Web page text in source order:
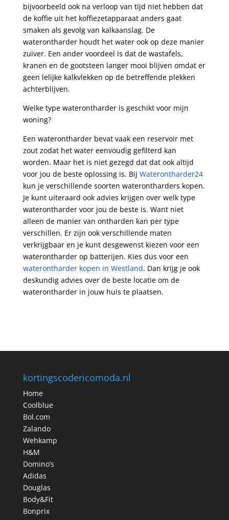
bijvoorbeeld ook na verloop van tijd niet hebben dat
de koffie uit het koffiezetapparaat anders gaat
smaken als gevolg van kalkaanslag. De
waterontharder houdt het water ook op deze manier
zuiver. Een ander voordeel is dat de wastafels,
kranen en de gootsteen langer mooi blijven omdat er
geen lelijke kalkvlekken op de betreffende plekken
achterblijven.
Welke type waterontharder is geschikt voor mijn
woning?
Een waterontharder bevat vaak een reservoir met
zout zodat het water eenvoudig gefilterd kan
worden. Maar het is niet gezegd dat dat ook altijd
voor jou de beste oplossing is. Bij Waterontharder24
kun je verschillende soorten waterontharders kopen.
Je kunt uiteraard ook advies krijgen over welk type
waterontharder voor jou de beste is. Want niet
alleen de manier van ontharden kan per type
verschillen. Er zijn ook verschillende maten
verkrijgbaar en je kunt desgewenst kiezen voor een
waterontharder op batterijen. Kies dus voor een
waterontharder kopen in Westland. Dan krijg je ook
deskundig advies over de beste locatie om de
waterontharder in jouw huis te plaatsen.
kortingscodericomoda.nl
Home
Coolblue
Bol.com
Zalando
Wehkamp
H&M
Domino’s
Adidas
Douglas
Body&Fit
Bonprix